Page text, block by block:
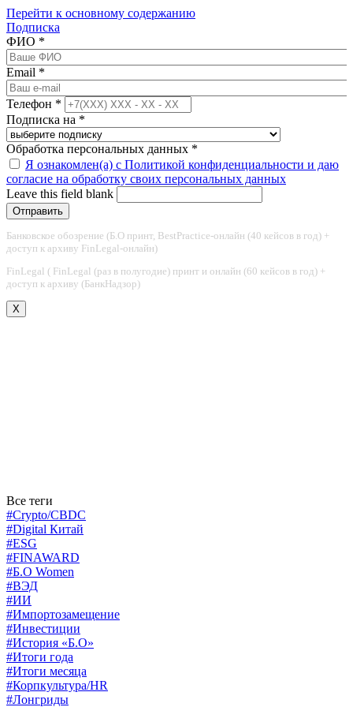
Перейти к основному содержанию
Подписка
ФИО *
Email *
Телефон *
Подписка на *
Обработка персональных данных *
Я ознакомлен(а) с Политикой конфиденциальности и даю
согласие на обработку своих персональных данных
Leave this field blank
Банковское обозрение (Б.О принт, BestPractice-онлайн (40 кейсов в год) +
доступ к архиву FinLegal-онлайн)
FinLegal ( FinLegal (раз в полугодие) принт и онлайн (60 кейсов в год) +
доступ к архиву (БанкНадзор)
X
Все теги
#Crypto/CBDC
#Digital Китай
#ESG
#FINAWARD
#Б.О Women
#ВЭД
#ИИ
#Импортозамещение
#Инвестиции
#История «Б.О»
#Итоги года
#Итоги месяца
#Корпкультура/HR
#Лонгриды